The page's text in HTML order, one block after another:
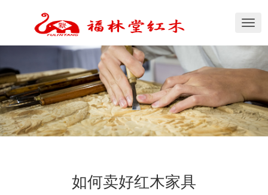
切
导
航
如何卖好红木家具